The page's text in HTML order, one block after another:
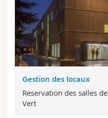
Gestion des locaux
Reservation des salles
Vert